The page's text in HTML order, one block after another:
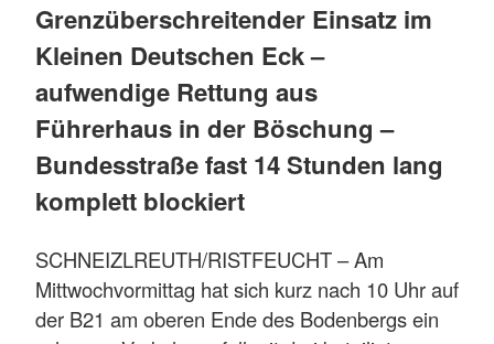
Grenzüberschreitender Einsatz im
Kleinen Deutschen Eck –
aufwendige Rettung aus
Führerhaus in der Böschung –
Bundesstraße fast 14 Stunden lang
komplett blockiert
SCHNEIZLREUTH/RISTFEUCHT – Am
Mittwochvormittag hat sich kurz nach 10 Uhr auf
der B21 am oberen Ende des Bodenbergs ein